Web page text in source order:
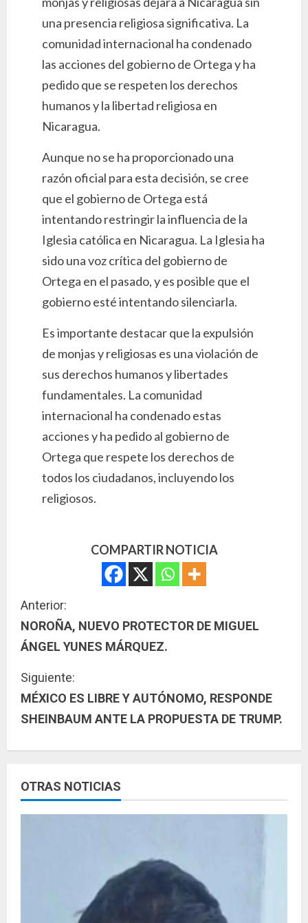
una presencia religiosa significativa. La
comunidad internacional ha condenado
las acciones del gobierno de Ortega y ha
pedido que se respeten los derechos
humanos y la libertad religiosa en
Nicaragua.
Aunque no se ha proporcionado una
razón oficial para esta decisión, se cree
que el gobierno de Ortega está
intentando restringir la influencia de la
Iglesia católica en Nicaragua. La Iglesia ha
sido una voz crítica del gobierno de
Ortega en el pasado, y es posible que el
gobierno esté intentando silenciarla.
Es importante destacar que la expulsión
de monjas y religiosas es una violación de
sus derechos humanos y libertades
fundamentales. La comunidad
internacional ha condenado estas
acciones y ha pedido al gobierno de
Ortega que respete los derechos de
todos los ciudadanos, incluyendo los
religiosos.
COMPARTIR NOTICIA
S
i
g
u
e
l
e
y
Anterior:
NOROÑA, NUEVO PROTECTOR DE MIGUEL
ÁNGEL YUNES MÁRQUEZ.
Siguiente:
MÉXICO ES LIBRE Y AUTÓNOMO, RESPONDE
SHEINBAUM ANTE LA PROPUESTA DE TRUMP.
OTRAS NOTICIAS